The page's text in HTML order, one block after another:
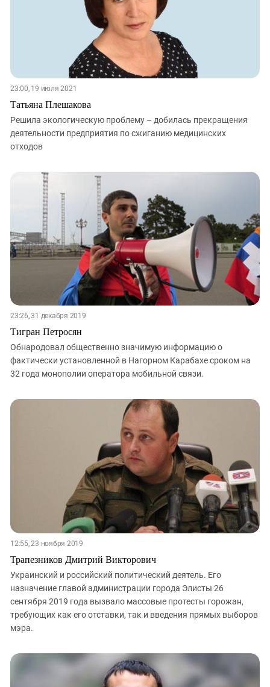
23:00, 19 июля 2021
Татьяна Плешакова
Решила экологическую проблему – добилась прекращения
деятельности предприятия по сжиганию медицинских
отходов
23:26, 31 декабря 2019
Тигран Петросян
Обнародовал общественно значимую информацию о
фактически установленной в Нагорном Карабахе сроком на
32 года монополии оператора мобильной связи.
12:55, 23 ноября 2019
Трапезников Дмитрий Викторович
Украинский и российский политический деятель. Его
назначение главой администрации города Элисты 26
сентября 2019 года вызвало массовые протесты горожан,
требующих как его отставки, так и введения прямых выборов
мэра.